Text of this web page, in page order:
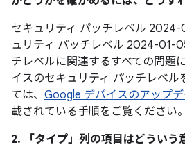
セキュリティ パッチレベル
ュリティ パッチレベル 2024-01-
チレベルに関連するすべての問題
イスのセキュリティ パッチレベル
ては、 Google デバイスのアップ
載されている手順をご覧ください。
2. 「タイプ」 列の項目はどういう